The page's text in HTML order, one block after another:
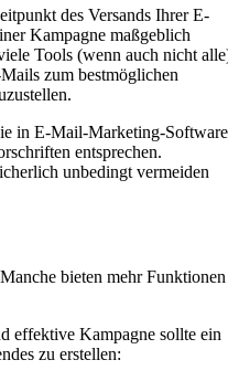
des Versands Ihrer E-
Kampagne maßgeblich
Tools (wenn auch nicht
zum bestmöglichen
in E-Mail-Marketing-Software
entsprechen.
unbedingt vermeiden
bieten mehr Funktionen
effektive Kampagne sollte ein
zu erstellen: